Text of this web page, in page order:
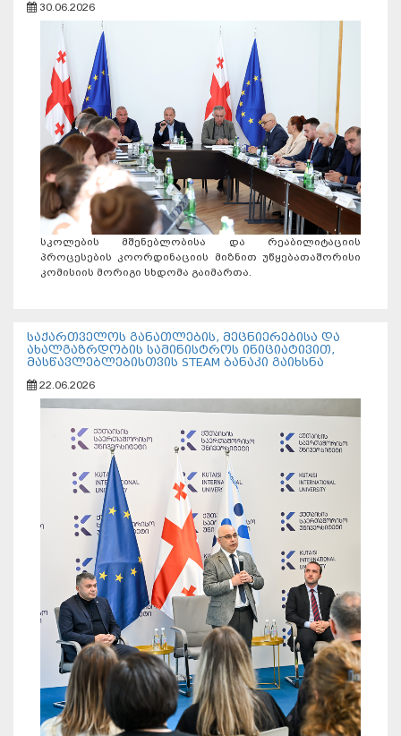
30.06.2026
სკოლების მშენებლობისა და რეაბილიტაციის
პროცესების კოორდინაციის მიზნით უწყებათაშორისი
კომისიის მორიგი სხდომა გაიმართა.
საქართველოს განათლების, მეცნიერებისა და
ახალგაზრდობის სამინისტროს ინიციატივით,
მასწავლებლებისთვის STEAM ბანაკი გაიხსნა
22.06.2026